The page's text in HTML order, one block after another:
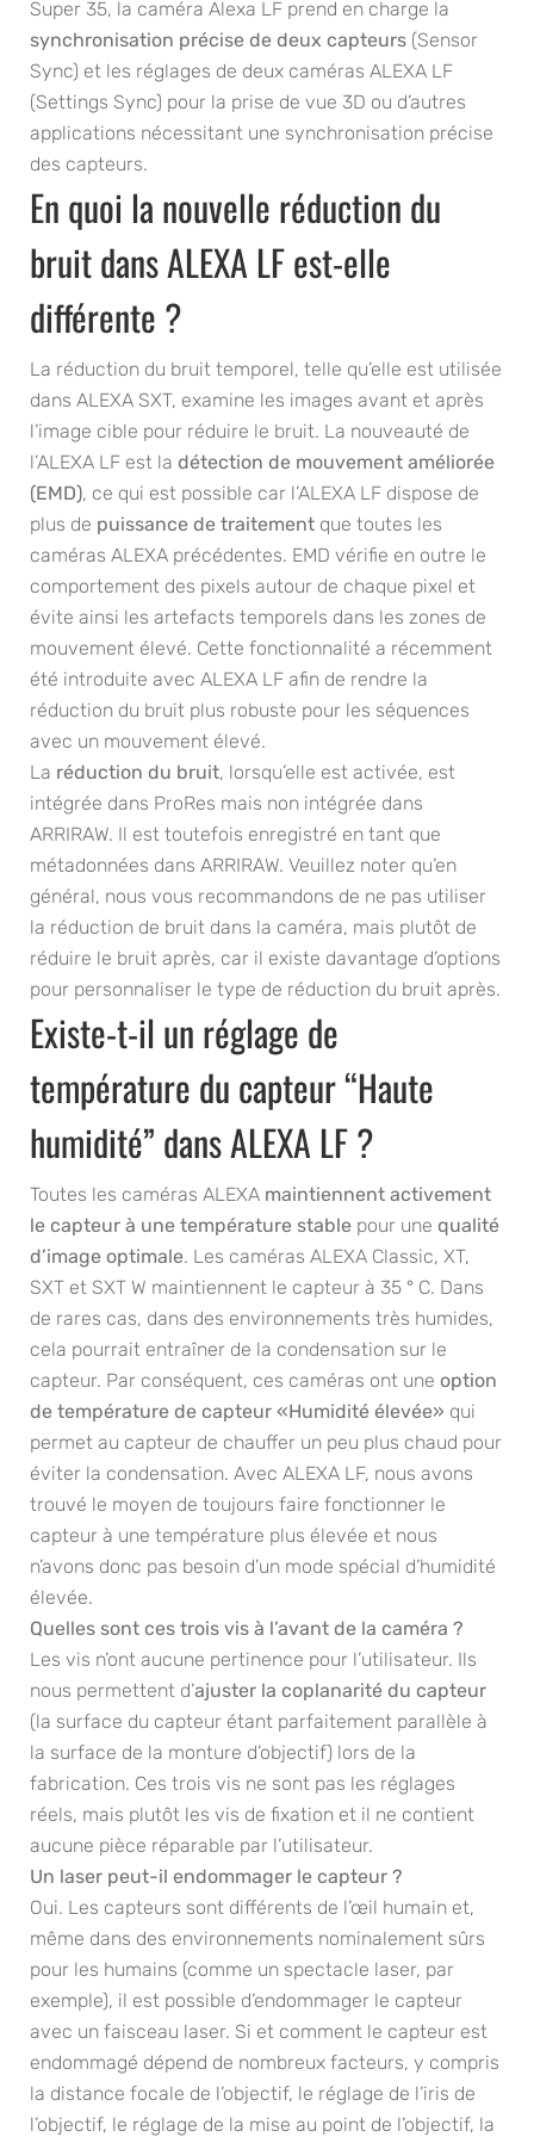
Super 35, la caméra Alexa LF prend en charge la
synchronisation précise de deux capteurs (Sensor
Sync) et les réglages de deux caméras ALEXA LF
(Settings Sync) pour la prise de vue 3D ou d’autres
applications nécessitant une synchronisation précise
des capteurs.
En quoi la nouvelle réduction du
bruit dans ALEXA LF est-elle
différente ?
La réduction du bruit temporel, telle qu’elle est utilisée
dans ALEXA SXT, examine les images avant et après
l’image cible pour réduire le bruit. La nouveauté de
l’ALEXA LF est la détection de mouvement améliorée
(EMD), ce qui est possible car l’ALEXA LF dispose de
plus de puissance de traitement que toutes les
caméras ALEXA précédentes. EMD vérifie en outre le
comportement des pixels autour de chaque pixel et
évite ainsi les artefacts temporels dans les zones de
mouvement élevé. Cette fonctionnalité a récemment
été introduite avec ALEXA LF afin de rendre la
réduction du bruit plus robuste pour les séquences
avec un mouvement élevé.
La réduction du bruit, lorsqu’elle est activée, est
intégrée dans ProRes mais non intégrée dans
ARRIRAW. Il est toutefois enregistré en tant que
métadonnées dans ARRIRAW. Veuillez noter qu’en
général, nous vous recommandons de ne pas utiliser
la réduction de bruit dans la caméra, mais plutôt de
réduire le bruit après, car il existe davantage d’options
pour personnaliser le type de réduction du bruit après.
Existe-t-il un réglage de
température du capteur “Haute
humidité” dans ALEXA LF ?
Toutes les caméras ALEXA maintiennent activement
le capteur à une température stable pour une qualité
d’image optimale. Les caméras ALEXA Classic, XT,
SXT et SXT W maintiennent le capteur à 35 ° C. Dans
de rares cas, dans des environnements très humides,
cela pourrait entraîner de la condensation sur le
capteur. Par conséquent, ces caméras ont une option
de température de capteur «Humidité élevée» qui
permet au capteur de chauffer un peu plus chaud pour
éviter la condensation. Avec ALEXA LF, nous avons
trouvé le moyen de toujours faire fonctionner le
capteur à une température plus élevée et nous
n’avons donc pas besoin d’un mode spécial d’humidité
élevée.
Quelles sont ces trois vis à l’avant de la caméra ?
Les vis n’ont aucune pertinence pour l’utilisateur. Ils
nous permettent d’ajuster la coplanarité du capteur
(la surface du capteur étant parfaitement parallèle à
la surface de la monture d’objectif) lors de la
fabrication. Ces trois vis ne sont pas les réglages
réels, mais plutôt les vis de fixation et il ne contient
aucune pièce réparable par l’utilisateur.
Un laser peut-il endommager le capteur ?
Oui. Les capteurs sont différents de l’œil humain et,
même dans des environnements nominalement sûrs
pour les humains (comme un spectacle laser, par
exemple), il est possible d’endommager le capteur
avec un faisceau laser. Si et comment le capteur est
endommagé dépend de nombreux facteurs, y compris
la distance focale de l’objectif, le réglage de l’iris de
l’objectif, le réglage de la mise au point de l’objectif, la